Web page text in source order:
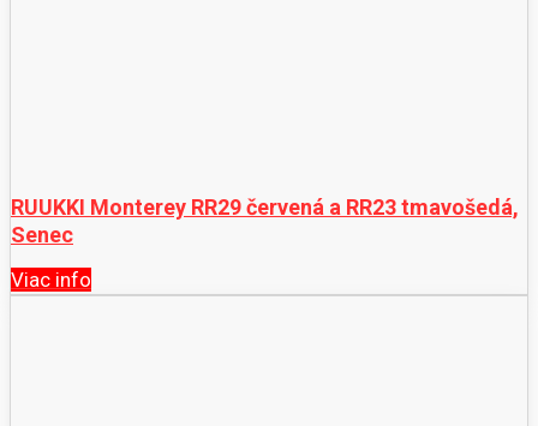
RUUKKI Monterey RR29 červená a RR23 tmavošedá,
Senec
Viac info